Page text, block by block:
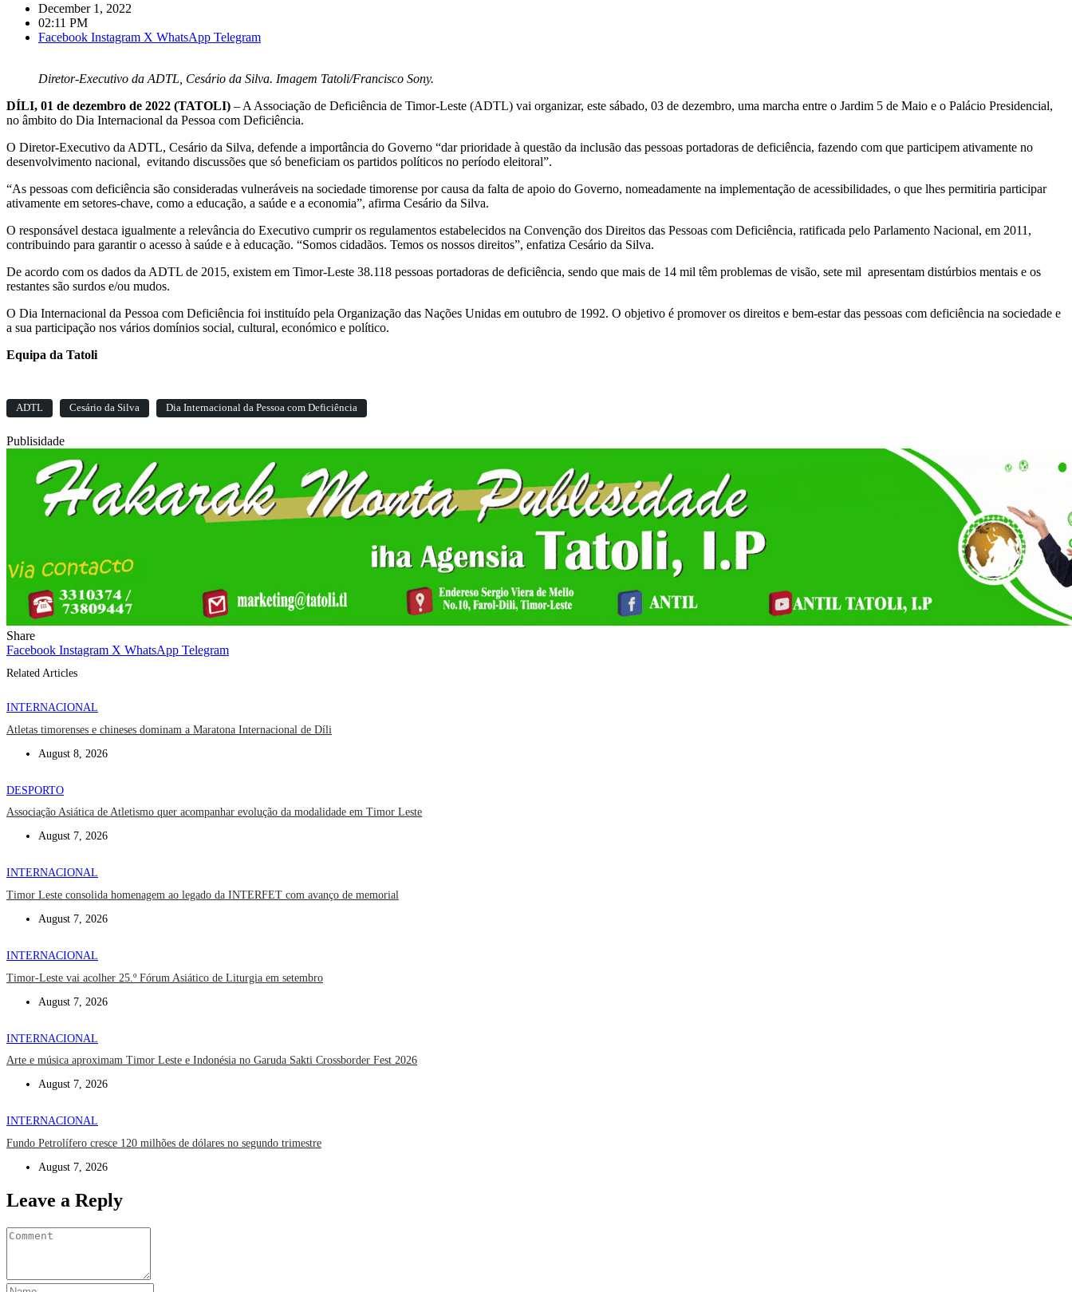
December 1, 2022
02:11 PM
Facebook Instagram X WhatsApp Telegram
Diretor-Executivo da ADTL, Cesário da Silva. Imagem Tatoli/Francisco Sony.
DÍLI, 01 de dezembro de 2022 (TATOLI) – A Associação de Deficiência de Timor-Leste (ADTL) vai organizar, este sábado, 03 de dezembro, uma marcha entre o Jardim 5 de Maio e o Palácio Presidencial,
no âmbito do Dia Internacional da Pessoa com Deficiência.
O Diretor-Executivo da ADTL, Cesário da Silva, defende a importância do Governo “dar prioridade à questão da inclusão das pessoas portadoras de deficiência, fazendo com que participem ativamente no
desenvolvimento nacional, evitando discussões que só beneficiam os partidos políticos no período eleitoral”.
“As pessoas com deficiência são consideradas vulneráveis na sociedade timorense por causa da falta de apoio do Governo, nomeadamente na implementação de acessibilidades, o que lhes permitiria participar
ativamente em setores-chave, como a educação, a saúde e a economia”, afirma Cesário da Silva.
O responsável destaca igualmente a relevância do Executivo cumprir os regulamentos estabelecidos na Convenção dos Direitos das Pessoas com Deficiência, ratificada pelo Parlamento Nacional, em 2011,
contribuindo para garantir o acesso à saúde e à educação. “Somos cidadãos. Temos os nossos direitos”, enfatiza Cesário da Silva.
De acordo com os dados da ADTL de 2015, existem em Timor-Leste 38.118 pessoas portadoras de deficiência, sendo que mais de 14 mil têm problemas de visão, sete mil apresentam distúrbios mentais e os
restantes são surdos e/ou mudos.
O Dia Internacional da Pessoa com Deficiência foi instituído pela Organização das Nações Unidas em outubro de 1992. O objetivo é promover os direitos e bem-estar das pessoas com deficiência na sociedade e
a sua participação nos vários domínios social, cultural, económico e político.
Equipa da Tatoli
ADTL Cesário da Silva Dia Internacional da Pessoa com Deficiência
Publisidade
Share
Facebook Instagram X WhatsApp Telegram
Related Articles
INTERNACIONAL
Atletas timorenses e chineses dominam a Maratona Internacional de Díli
August 8, 2026
DESPORTO
Associação Asiática de Atletismo quer acompanhar evolução da modalidade em Timor Leste
August 7, 2026
INTERNACIONAL
Timor Leste consolida homenagem ao legado da INTERFET com avanço de memorial
August 7, 2026
INTERNACIONAL
Timor-Leste vai acolher 25.º Fórum Asiático de Liturgia em setembro
August 7, 2026
INTERNACIONAL
Arte e música aproximam Timor Leste e Indonésia no Garuda Sakti Crossborder Fest 2026
August 7, 2026
INTERNACIONAL
Fundo Petrolífero cresce 120 milhões de dólares no segundo trimestre
August 7, 2026
Leave a Reply